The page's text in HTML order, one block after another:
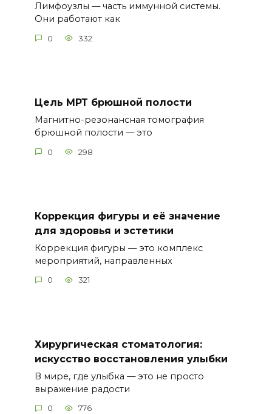
Лимфоузлы — часть иммунной системы.
Они работают как
0 332
Цель МРТ брюшной полости
Магнитно-резонансная томография
брюшной полости — это
0 298
Коррекция фигуры и её значение
для здоровья и эстетики
Коррекция фигуры — это комплекс
мероприятий, направленных
0 321
Хирургическая стоматология:
искусство восстановления улыбки
В мире, где улыбка — это не просто
выражение радости
0 776